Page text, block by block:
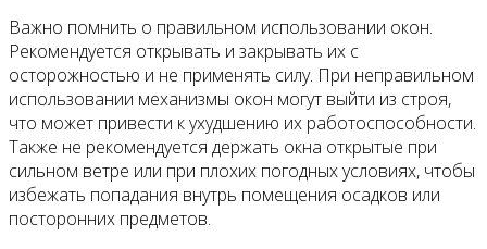
Важно помнить о правильном использовании окон.
Рекомендуется открывать и закрывать их с
осторожностью и не применять силу. При неправильном
использовании механизмы окон могут выйти из строя,
что может привести к ухудшению их работоспособности.
Также не рекомендуется держать окна открытые при
сильном ветре или при плохих погодных условиях, чтобы
избежать попадания внутрь помещения осадков или
посторонних предметов.